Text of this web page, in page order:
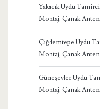
Yakacık Uydu
Montaj, Çanak
Çiğdemtepe Uydu
Montaj, Çanak
Güneşevler Uydu
Montaj, Çanak